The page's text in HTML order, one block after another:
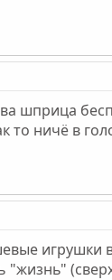
шприца
то ничё в
игрушки